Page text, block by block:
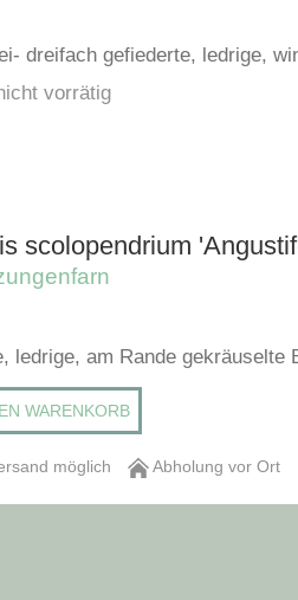
dreifach gefiederte, ledrige,
vorrätig
scolopendrium
ledrige, am Rande gekräuselte
WARENKORB
möglich Abholung vor Ort